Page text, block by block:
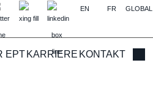
EN FR GLOBAL
EPTKARRIERE KONTAKT